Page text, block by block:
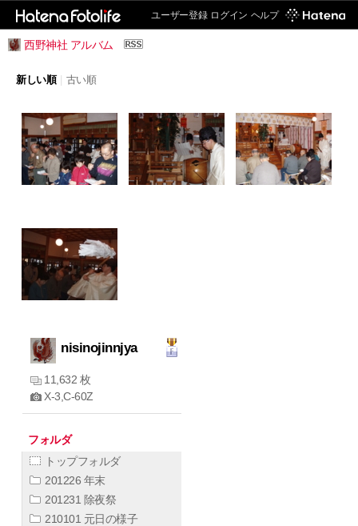
ユーザー登録 ログイン ヘルプ
西野神社 アルバム
新しい順 | 古い順
nisinojinnjya
11,632 枚
X-3,C-60Z
フォルダ
トップフォルダ
201226 年末
201231 除夜祭
210101 元日の様子